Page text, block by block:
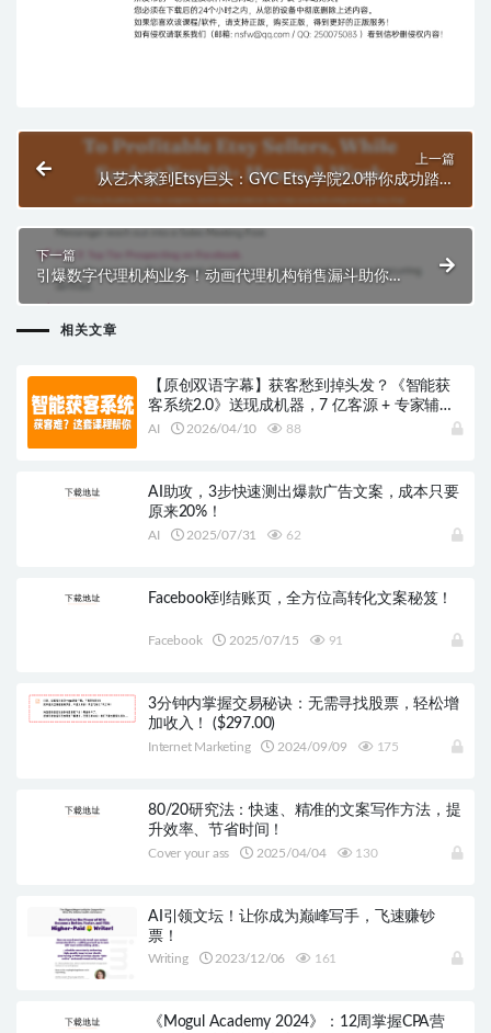
上一篇
从艺术家到Etsy巨头：GYC Etsy学院2.0带你成功踏上
下一篇
引爆数字代理机构业务！动画代理机构销售漏斗助你轻
相关文章
【原创双语字幕】获客愁到掉头发？《智能获
客系统2.0》送现成机器，7 亿客源 + 专家辅导
直接给！
AI 2026/04/10 88
AI助攻，3步快速测出爆款广告文案，成本只要
原来20%！
AI 2025/07/31 62
Facebook到结账页，全方位高转化文案秘笈！
Facebook 2025/07/15 91
3分钟内掌握交易秘诀：无需寻找股票，轻松增
加收入！ ($297.00)
Internet Marketing 2024/09/09 175
80/20研究法：快速、精准的文案写作方法，提
升效率、节省时间！
Cover your ass 2025/04/04 130
AI引领文坛！让你成为巅峰写手，飞速赚钞
票！
Writing 2023/12/06 161
《Mogul Academy 2024》：12周掌握CPA营